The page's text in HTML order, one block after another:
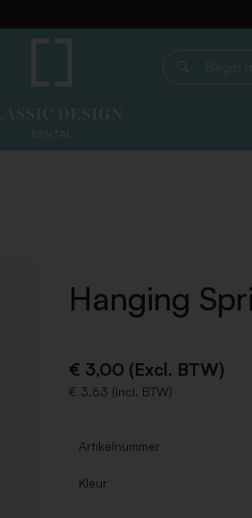
Begin met
Hanging
€ 3,00 (Excl. BTW)
€ 3,63 (Incl. BTW)
Artikelnummer
Kleur